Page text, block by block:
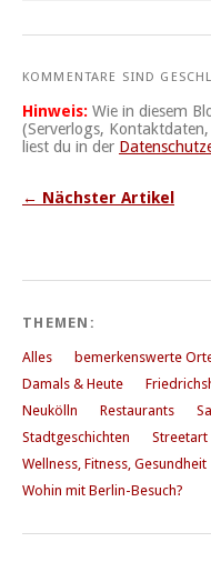
KOMMENTARE SIND
Hinweis: Wie in diesem
(Serverlogs,
liest du in der
← Nächster Artikel
THEMEN:
Alles bemerkenswerte
Damals & Heute
Neukölln
Restaurants
Stadtgeschichten
Streetart
Wellness, Fitness, Gesundheit
Wohin mit Berlin-Besuch?